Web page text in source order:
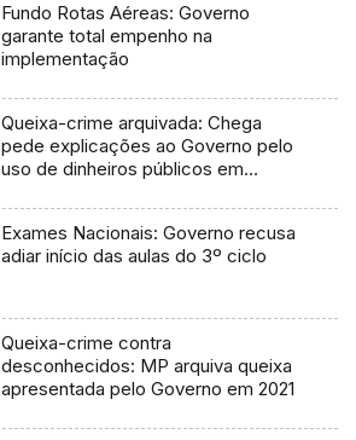
Fundo Rotas Aéreas: Governo
garante total empenho na
implementação
Queixa-crime arquivada: Chega
pede explicações ao Governo pelo
uso de dinheiros públicos em
Exames Nacionais: Governo recusa
adiar início das aulas do 3º ciclo
Queixa-crime contra
desconhecidos: MP arquiva queixa
apresentada pelo Governo em 2021